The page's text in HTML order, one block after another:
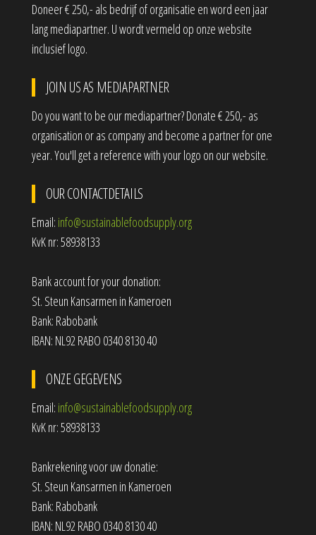
Doneer € 250,- als bedrijf of organisatie en word een jaar
lang mediapartner. U wordt vermeld op onze website
inclusief logo.
JOIN US AS MEDIAPARTNER
Do you want to be our mediapartner? Donate € 250,- as
organisation or as company and become a partner for one
year. You'll get a reference with your logo on our website.
OUR CONTACTDETAILS
Email: info@sustainablefoodsupply.org
KvK nr: 58938133
Bank account for your donation:
St. Steun Kansarmen in Kameroen
Bank: Rabobank
IBAN: NL92 RABO 0340 8130 40
ONZE GEGEVENS
Email: info@sustainablefoodsupply.org
KvK nr: 58938133
Bankrekening voor uw donatie:
St. Steun Kansarmen in Kameroen
Bank: Rabobank
IBAN: NL92 RABO 0340 8130 40